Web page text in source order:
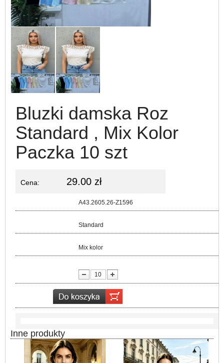
Bluzki damska Roz
Standard , Mix Kolor
Paczka 10 szt
Cena: 29.00 zł
A43.2605.26-Z1596
Standard
Mix kolor
Inne produkty